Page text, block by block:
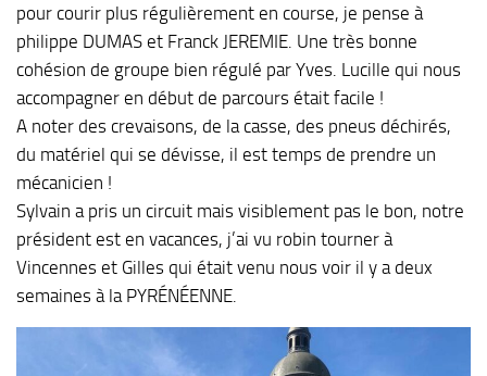
pour courir plus régulièrement en course, je pense à
philippe DUMAS et Franck JEREMIE. Une très bonne
cohésion de groupe bien régulé par Yves. Lucille qui nous
accompagner en début de parcours était facile !
A noter des crevaisons, de la casse, des pneus déchirés,
du matériel qui se dévisse, il est temps de prendre un
mécanicien !
Sylvain a pris un circuit mais visiblement pas le bon, notre
président est en vacances, j’ai vu robin tourner à
Vincennes et Gilles qui était venu nous voir il y a deux
semaines à la PYRÉNÉENNE.